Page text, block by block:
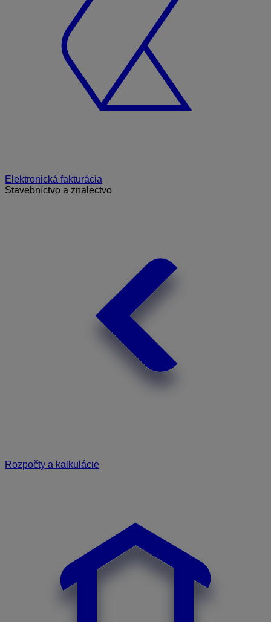
Elektronická fakturácia
Stavebníctvo a znalectvo
Rozpočty a kalkulácie